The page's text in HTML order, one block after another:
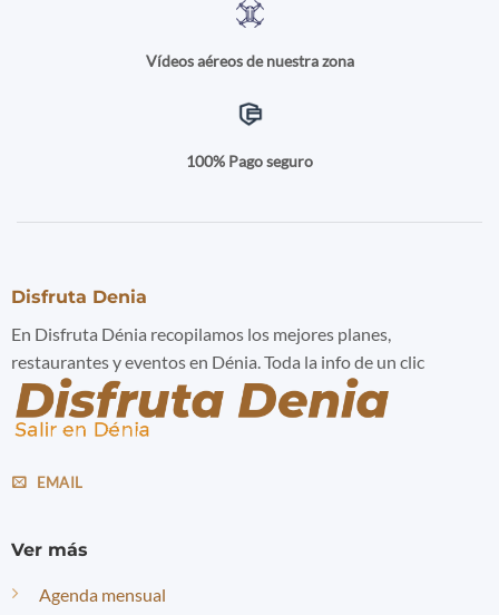
Vídeos aéreos de nuestra zona
100% Pago seguro
Disfruta Denia
En Disfruta Dénia recopilamos los mejores planes,
restaurantes y eventos en Dénia. Toda la info de un clic
EMAIL
Ver más
Agenda mensual